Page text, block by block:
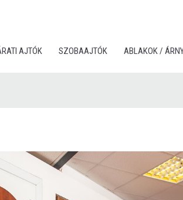
AJTÓK SZOBAAJTÓK ABLAKOK /